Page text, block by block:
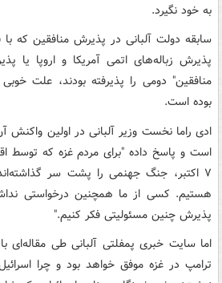
به خود نگیرد.
سابقه دولت آلبانی در پذیرش منافقین که با
پذیرش زباله‌های اتمی آمریکا و اروپا یا
منافقین" دومی را پذیرفته بودند، علت
بوده است.
ادی راما نخست وزیر آلبانی در اولین واکنش
است و پاسخ داده "برای مردم غزه که توسط
۷ اکتبر، جنگ جهنمی را پشت سر
هستیم. کسی از ما همچنین درخواستی
پذیرش چنین مسئولیتی فکر کنیم."
اما سایت خبری پمفلتی آلبانی طی مقاله‌ای
ترامپ در غزه موفق خواهد بود و چرا